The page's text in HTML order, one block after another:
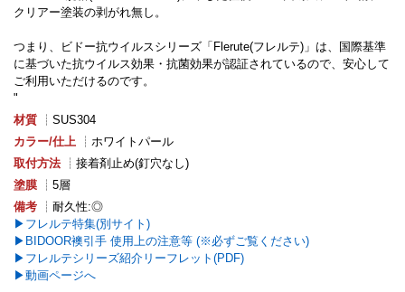
クリアー塗装の剥がれ無し。
つまり、ビドー抗ウイルスシリーズ「Flerute(フレルテ)」は、国際基準
に基づいた抗ウイルス効果・抗菌効果が認証されているので、安心して
ご利用いただけるのです。
"
材質
┊SUS304
カラー/仕上
┊ホワイトパール
取付方法
┊接着剤止め(釘穴なし)
塗膜
┊5層
備考
┊耐久性:◎
フレルテ特集(別サイト)
BIDOOR襖引手 使用上の注意等 (※必ずご覧ください)
フレルテシリーズ紹介リーフレット(PDF)
動画ページへ